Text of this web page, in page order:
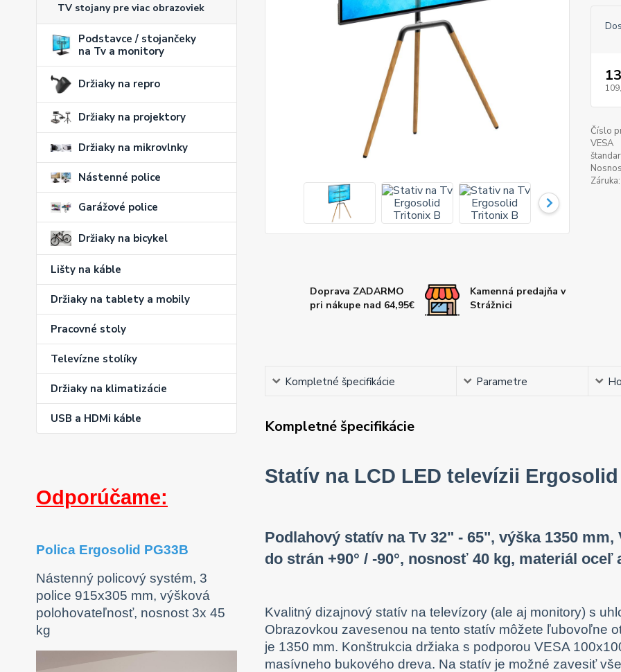
TV stojany pre viac obrazoviek
Podstavce / stojančeky
na Tv a monitory
Držiaky na repro
Držiaky na projektory
Držiaky na mikrovlnky
Nástenné police
Garážové police
Držiaky na bicykel
Lišty na káble
Držiaky na tablety a mobily
Pracovné stoly
Televízne stolíky
Držiaky na klimatizácie
USB a HDMi káble
Odporúčame:
Polica Ergosolid PG33B
Nástenný policový systém, 3
police 915x305 mm, výšková
polohovateľnosť, nosnost 3x 45
kg
Číslo
VESA
Záruka:
Doprava ZADARMO
pri nákupe nad 64,95€
Kamenná predajňa v
Strážnici
Kompletné špecifikácie Parametre
Kompletné špecifikácie
Statív na LCD LED televízii
Podlahový statív na Tv 32" - 65", výška 1350 mm,
do strán +90° / -90°, nosnosť 40 kg, materiál oceľ
Kvalitný dizajnový statív na televízory (ale aj monitory) s
Obrazovkou zavesenou na tento statív môžete ľubovoľne
je 1350 mm. Konštrukcia držiaka s podporou VESA
masívneho bukového dreva. Na statív je možné zavesiť